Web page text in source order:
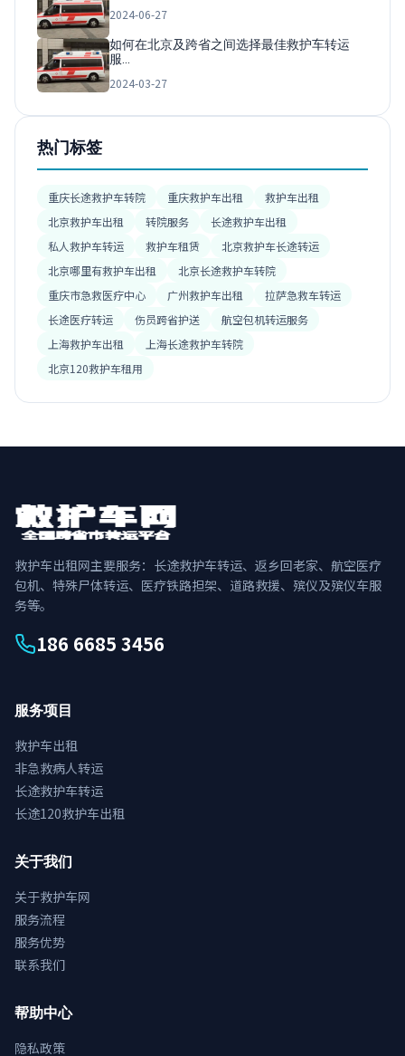
2024-06-27
如何在北京及跨省之间选择最佳救护车转运
服…
2024-03-27
热门标签
重庆长途救护车转院 重庆救护车出租
救护车出租
北京救护车出租
转院服务
长途救护车出租
私人救护车转运
救护车租赁
北京救护车长途转运
北京哪里有救护车出租
北京长途救护车转院
重庆市急救医疗中心
广州救护车出租
拉萨急救车转运
长途医疗转运
伤员跨省护送
航空包机转运服务
上海救护车出租
上海长途救护车转院
北京120救护车租用
救护车出租网主要服务：长途救护车转运、返乡回老家、航空医疗
包机、特殊尸体转运、医疗铁路担架、道路救援、殡仪及殡仪车服
务等。
186 6685 3456
服务项目
救护车出租
非急救病人转运
长途救护车转运
长途120救护车出租
关于我们
关于救护车网
服务流程
服务优势
联系我们
帮助中心
隐私政策